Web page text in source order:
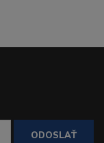
ODOSLAŤ